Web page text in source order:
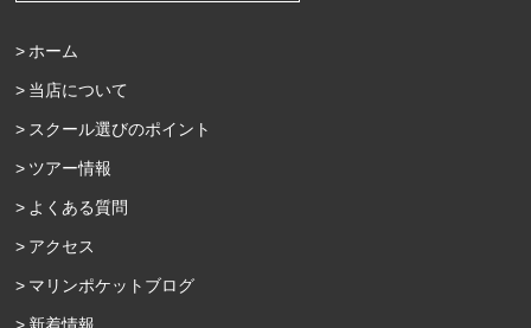
ホーム
当店について
スクール選びのポイント
ツアー情報
よくある質問
アクセス
マリンポケットブログ
新着情報